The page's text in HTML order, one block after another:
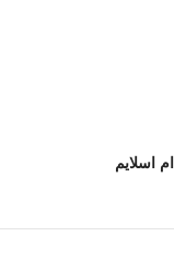
ام اسلایم